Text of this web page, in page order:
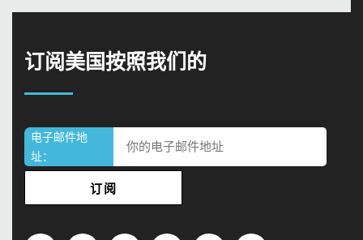
订阅美国按照我们的
电子邮件地
址：